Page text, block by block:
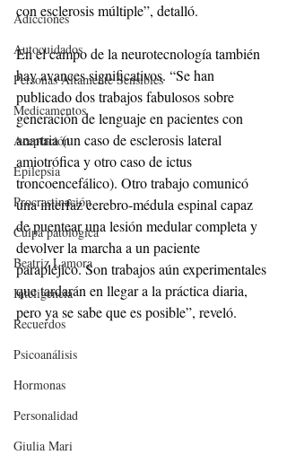
Adicciones
Autocuidados
Personas Altamente Sensibles
Medicamentos
Aceptación
Epilepsia
Procrastinación
Culpa patológica
Beatriz Lamora
Inteligencia
Recuerdos
Psicoanálisis
Hormonas
Personalidad
Giulia Mari
con esclerosis múltiple”, detalló.
En el campo de la neurotecnología también
hay avances significativos. “Se han
publicado dos trabajos fabulosos sobre
generación de lenguaje en pacientes con
anartria (un caso de esclerosis lateral
amiotrófica y otro caso de ictus
troncoencefálico). Otro trabajo comunicó
una interfaz cerebro-médula espinal capaz
de puentear una lesión medular completa y
devolver la marcha a un paciente
parapléjico. Son trabajos aún experimentales
que tardarán en llegar a la práctica diaria,
pero ya se sabe que es posible”, reveló.